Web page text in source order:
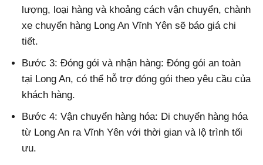
lượng, loại hàng và khoảng cách vận chuyển, chành
xe chuyển hàng Long An Vĩnh Yên sẽ báo giá chi
tiết.
Bước 3: Đóng gói và nhận hàng: Đóng gói an toàn
tại Long An, có thể hỗ trợ đóng gói theo yêu cầu của
khách hàng.
Bước 4: Vận chuyển hàng hóa: Di chuyển hàng hóa
từ Long An ra Vĩnh Yên với thời gian và lộ trình tối
ưu.